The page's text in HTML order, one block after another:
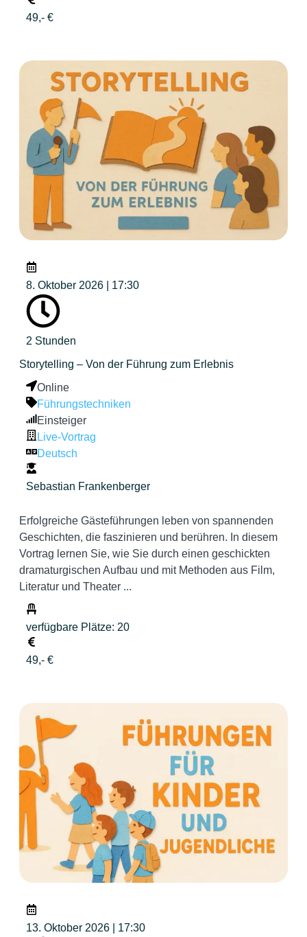
49,- €
8. Oktober 2026 | 17:30
2 Stunden
Storytelling – Von der Führung zum Erlebnis
Online
Führungstechniken
Einsteiger
Live-Vortrag
Deutsch
Sebastian Frankenberger
Erfolgreiche Gästeführungen leben von spannenden
Geschichten, die faszinieren und berühren. In diesem
Vortrag lernen Sie, wie Sie durch einen geschickten
dramaturgischen Aufbau und mit Methoden aus Film,
Literatur und Theater ...
verfügbare Plätze: 20
49,- €
13. Oktober 2026 | 17:30